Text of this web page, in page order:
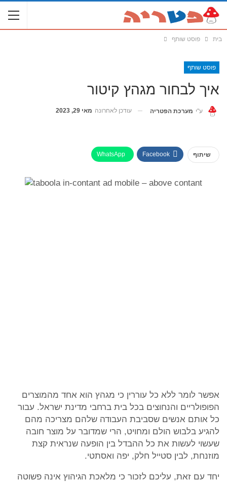
בית פוסט שותף
פוסט שותף
איך לבחור מגהץ קיטור
ע"י מערכת הפטריה עודכן לאחרונה מאי 29, 2023
שיתוף Facebook
WhatsApp
אפשר לומר ללא כל עוררין כי מגהץ הוא אחד מהמוצרים
הפופולריים והנחוצים בכל בית ברחבי מדינת ישראל. עבור
כל אותם אנשים שסביבת העבודה שלהם מצריכה מהם
להגיע בלבוש הולם ומחויט, הרי שמדובר על מוצר חובה
שעשוי לעשות את כל ההבדל בין הופעה שנראית קצת
מוזנחת, לבין סטייל חלק, יפה ואסתטי.
יחד עם זאת, עליכם לזכור כי מלאכת הגיהוץ אינה פשוטה